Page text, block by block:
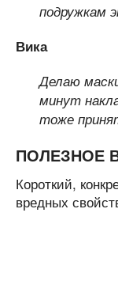
подружкам
Вика
Делаю
минут
тоже
ПОЛЕЗНОЕ
Короткий,
вредных